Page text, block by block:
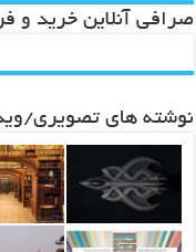
صرافی آنلاین خرید و
نوشته های تصویری/